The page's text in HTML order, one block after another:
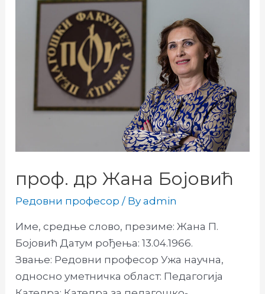
проф. др Жана Бојовић
Редовни професор / Byadmin
Име, средње слово, презиме: Жана П.
Бојовић Датум рођења: 13.04.1966.
Звање: Редовни професор Ужа научна,
односно уметничка област: Педагогија